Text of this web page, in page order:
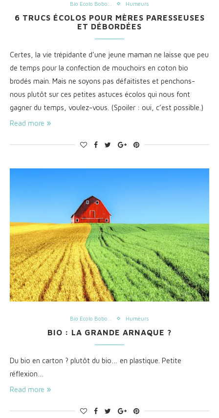
Bio Ecolo Bobo... Humeurs
6 TRUCS ÉCOLOS POUR MÈRES PARESSEUSES
ET DÉBORDÉES
Certes, la vie trépidante d’une jeune maman ne laisse que peu
de temps pour la confection de mouchoirs en coton bio
brodés main. Mais ne soyons pas défaitistes et penchons-
nous plutôt sur ces petites astuces écolos qui nous font
gagner du temps, voulez-vous. (Spoiler : oui, c’est possible.)
Read more
Bio Ecolo Bobo... Humeurs
BIO : LA GRANDE ARNAQUE ?
Du bio en carton ? plutôt du bio… en plastique. Petite
réflexion…
Read more